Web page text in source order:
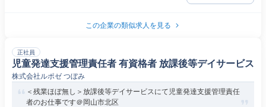
この企業の類似求人を見る
正社員
児童発達支援管理責任者 有資格者 放課後等デイサービス
株式会社ルポゼ つぼみ
＜残業ほぼ無し＞放課後等デイサービスにて児童発達支援管理責任
者のお仕事です＠岡山市北区